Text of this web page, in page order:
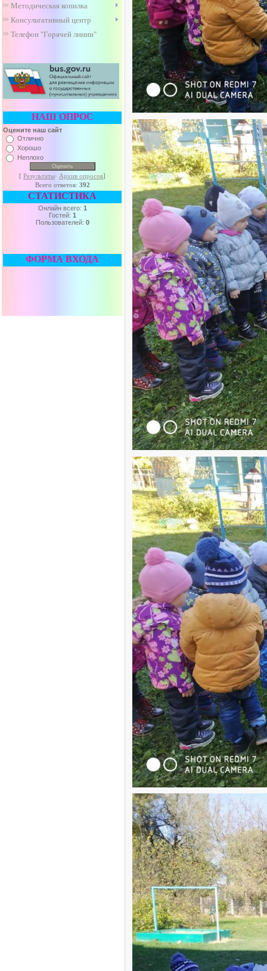
Методическая копилка
Консультативный центр
Телефон "Горячей линии"
НАШ ОПРОС
Оцените наш сайт
Отлично
Хорошо
Неплохо
[ Результаты· Архив опросов]
Всего ответов: 392
СТАТИСТИКА
Онлайн всего: 1
Гостей: 1
Пользователей: 0
ФОРМА ВХОДА